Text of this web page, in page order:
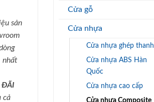
Cửa gỗ
Cửa nhựa
Cửa nhựa ghép thanh
Cửa nhựa ABS Hàn
Quốc
Cửa nhựa cao cấp
Cửa nhựa Composite
sản
nhất
ĐÃI
cả